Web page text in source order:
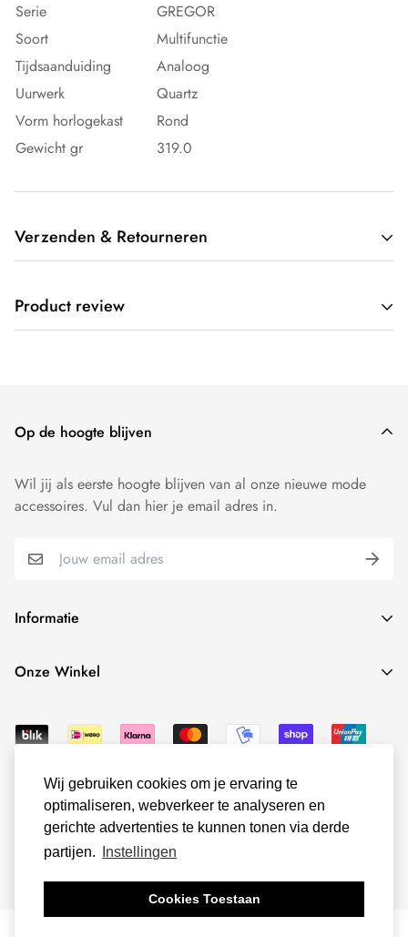
Wij gebruiken cookies om je ervaring te
optimaliseren, webverkeer te analyseren en
gerichte advertenties te kunnen tonen via derde
partijen.
Instellingen
Cookies Toestaan
Serie
GREGOR
Soort
Multifunctie
Tijdsaanduiding
Analoog
Uurwerk
Quartz
Vorm horlogekast
Rond
Gewicht gr
319.0
Verzenden & Retourneren
voor 17:00 besteld, dezelfde dag verzonden.
Product review
Informatie
Over ons
Verzenden
Retourneren
Algemene voorwaarden
Privacy beleid
Onze Winkel
5801 AV Venray.
+31646401595
info@rimenzo.nl
Op de hoogte blijven
Wil jij als eerste hoogte blijven van al onze nieuwe mode
accessoires. Vul dan hier je email adres in.
© Rimenzo Mode Accessoires - 2025 -
Build by RPH Enterprise